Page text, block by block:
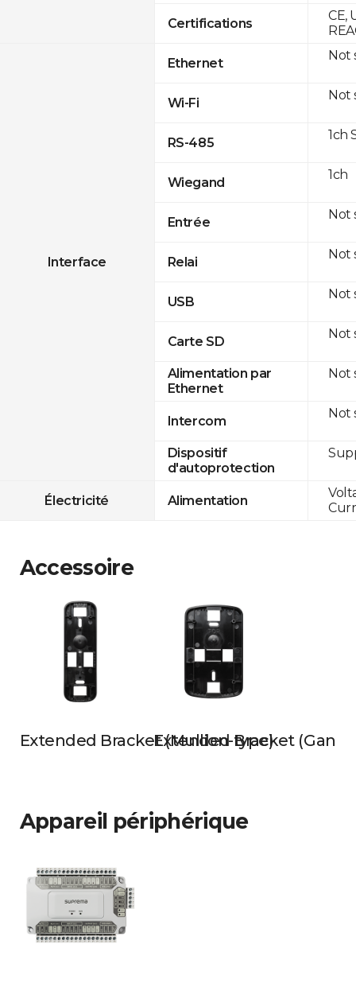
Certifications
Interface
Ethernet
Wi-Fi
RS-485
Wiegand
Entrée
Relai
USB
Carte SD
Alimentation par
Ethernet
Intercom
Dispositif
d'autoprotection
Électricité Alimentation
CE,
Not
Not
1ch
1ch
Not
Not
Not
Not
Not
Not
Accessoire
Extended Bracket (Mullion-type)
Extended Bracket
Appareil périphérique